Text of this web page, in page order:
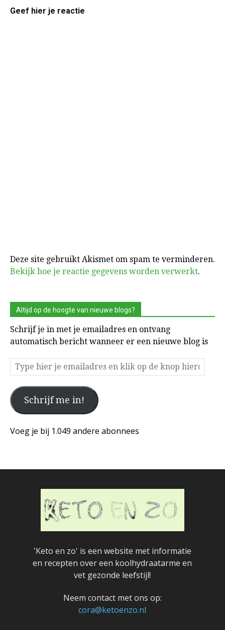
Geef hier je reactie
Deze site gebruikt Akismet om spam te verminderen.
Bekijk hoe je reactie gegevens worden verwerkt.
Altijd op de hoogte van nieuwe blogs?
Schrijf je in met je emailadres en ontvang
automatisch bericht wanneer er een nieuwe blog is
Type
hier
je
emailadres
en
op
hieronder
Schrijf me in!
Voeg je bij 1.049 andere abonnees
'Keto en zo' is een website met informatie
en recepten over een koolhydraatarme en
vet gezonde leefstijl!
Neem contact met ons op:
cora@ketoenzo.nl